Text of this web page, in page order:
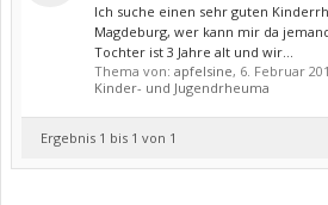
Ich suche einen sehr guten
Magdeburg, wer kann mir da
Tochter ist 3 Jahre alt und wir...
Thema von: apfelsine, 6. Februar
Kinder- und Jugendrheuma
Ergebnis 1 bis 1 von 1